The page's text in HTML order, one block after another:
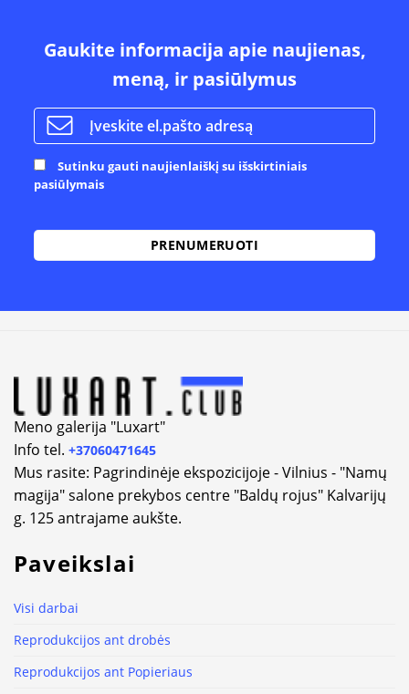
Gaukite informacija apie naujienas,
meną, ir pasiūlymus
Sutinku gauti naujienlaiškį su išskirtiniais
pasiūlymais
Meno galerija "Luxart"
Info tel. +37060471645
Mus rasite: Pagrindinėje ekspozicijoje - Vilnius - "Namų
magija" salone prekybos centre "Baldų rojus" Kalvarijų
g. 125 antrajame aukšte.
Paveikslai
Visi darbai
Reprodukcijos ant drobės
Reprodukcijos ant Popieriaus